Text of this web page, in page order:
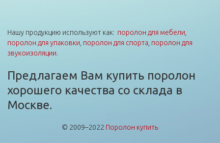
Нашу продукцию используют как: поролон для мебели
поролон для упаковки поролон для спорта поролон для
звукоизоляции.
Предлагаем Вам купить поролон
хорошего качества со склада в
Москве.
© 2009–2022 Поролон купить